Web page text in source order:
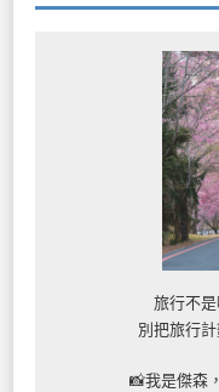
旅行不
別把旅行
📸我是傑森